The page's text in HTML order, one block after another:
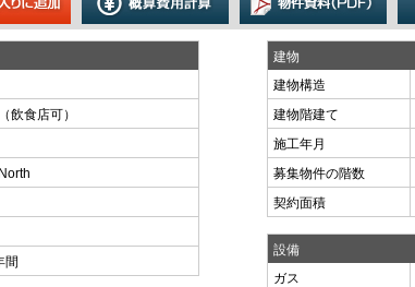
飲食店可）
間
建物
建物構造
建物階建て
施工年月
募集物件の階数
契約面積
設備
ガス